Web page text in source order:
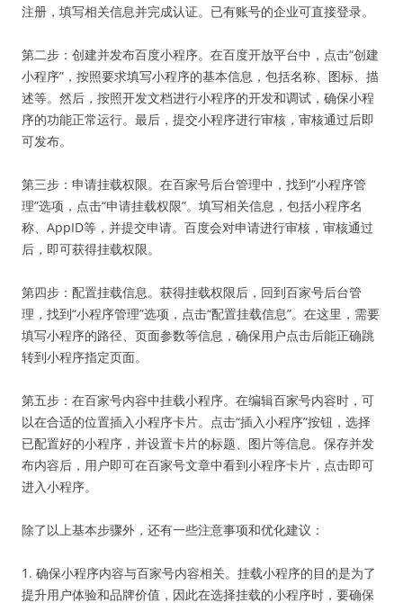
注册，填写相关信息并完成认证。已有账号的企业可直接登录。
第二步：创建并发布百度小程序。在百度开放平台中，点击“创建
小程序”，按照要求填写小程序的基本信息，包括名称、图标、描
述等。然后，按照开发文档进行小程序的开发和调试，确保小程
序的功能正常运行。最后，提交小程序进行审核，审核通过后即
可发布。
第三步：申请挂载权限。在百家号后台管理中，找到“小程序管
理”选项，点击“申请挂载权限”。填写相关信息，包括小程序名
称、AppID等，并提交申请。百度会对申请进行审核，审核通过
后，即可获得挂载权限。
第四步：配置挂载信息。获得挂载权限后，回到百家号后台管
理，找到“小程序管理”选项，点击“配置挂载信息”。在这里，需要
填写小程序的路径、页面参数等信息，确保用户点击后能正确跳
转到小程序指定页面。
第五步：在百家号内容中挂载小程序。在编辑百家号内容时，可
以在合适的位置插入小程序卡片。点击“插入小程序”按钮，选择
已配置好的小程序，并设置卡片的标题、图片等信息。保存并发
布内容后，用户即可在百家号文章中看到小程序卡片，点击即可
进入小程序。
除了以上基本步骤外，还有一些注意事项和优化建议：
1. 确保小程序内容与百家号内容相关。挂载小程序的目的是为了
提升用户体验和品牌价值，因此在选择挂载的小程序时，要确保